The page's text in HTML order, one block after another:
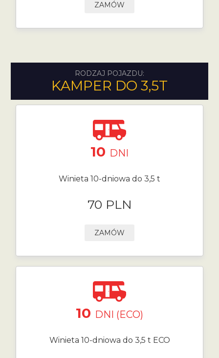
ZAMÓW
RODZAJ POJAZDU:
KAMPER DO 3,5T
10 DNI
Winieta 10-dniowa do 3,5 t
70 PLN
ZAMÓW
10 DNI (ECO)
Winieta 10-dniowa do 3,5 t ECO